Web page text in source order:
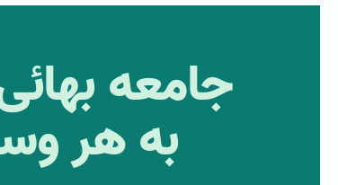
جامعه
به هر